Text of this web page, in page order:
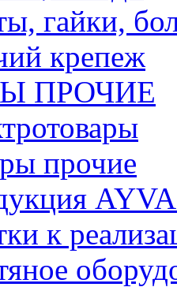
гайки,
крепеж
ПРОЧИЕ
прочие
к